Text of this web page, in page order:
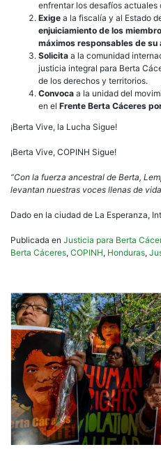
enfrentar los desafíos
Exige a la fiscalía y al Estado
enjuiciamiento de los
máximos responsables de su
Solicita a la comunidad
justicia integral para Berta
de los derechos y territorios.
Convoca a la unidad del
en el Frente Berta Cáceres
¡Berta Vive, la Lucha Sigue!
¡Berta Vive, COPINH Sigue!
“Con la fuerza ancestral de Berta,
levantan nuestras voces llenas de
Dado en la ciudad de La Esperanza,
Publicada en Justicia para Berta
Berta Cáceres, COPINH, Honduras,